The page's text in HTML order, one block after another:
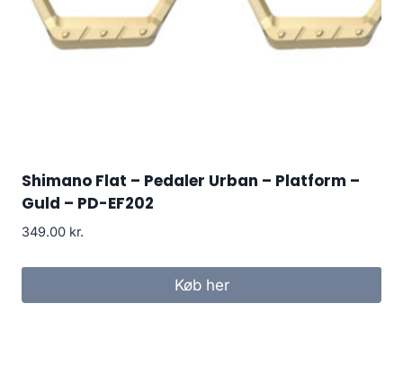
Shimano Flat – Pedaler Urban – Platform –
Guld – PD-EF202
349.00 kr.
Køb her